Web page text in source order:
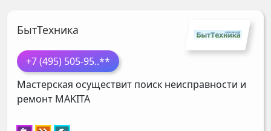
БытТехника
+7 (495) 505-95..**
Мастерская осуществит поиск неисправности и
ремонт MAKITA